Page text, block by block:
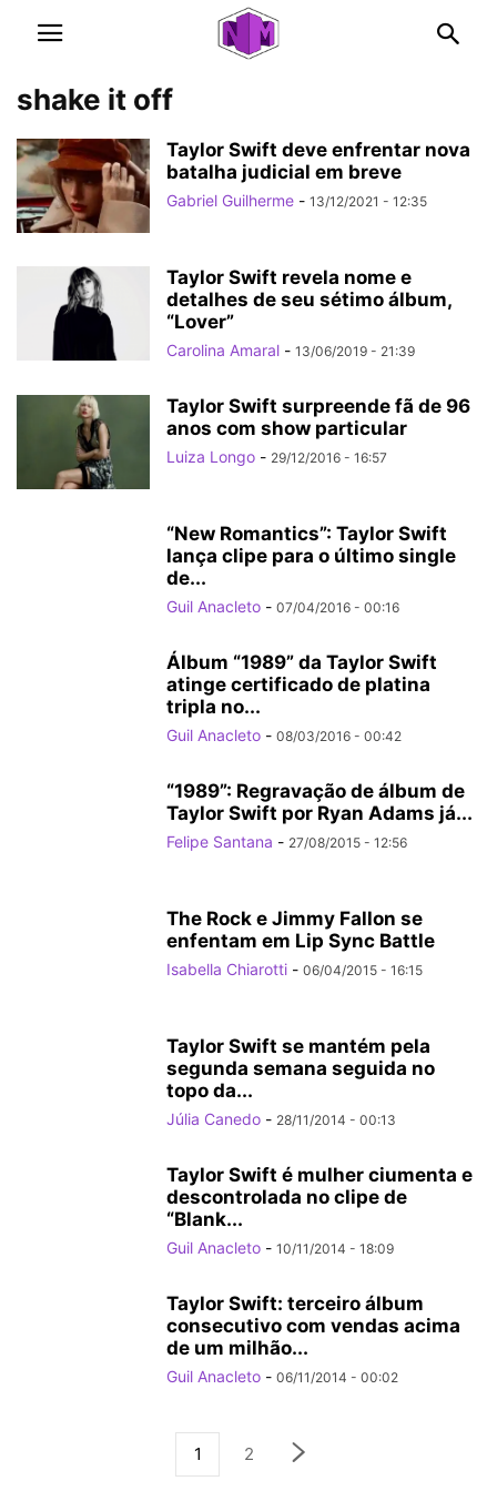
shake it off
Taylor Swift deve enfrentar nova
batalha judicial em breve
Gabriel Guilherme - 13/12/2021 - 12:35
Taylor Swift revela nome e
detalhes de seu sétimo álbum,
“Lover”
Carolina Amaral - 13/06/2019 - 21:39
Taylor Swift surpreende fã de 96
anos com show particular
Luiza Longo - 29/12/2016 - 16:57
“New Romantics”: Taylor Swift
lança clipe para o último single
de...
Guil Anacleto - 07/04/2016 - 00:16
Álbum “1989” da Taylor Swift
atinge certificado de platina
tripla no...
Guil Anacleto - 08/03/2016 - 00:42
“1989”: Regravação de álbum de
Taylor Swift por Ryan Adams já...
Felipe Santana - 27/08/2015 - 12:56
The Rock e Jimmy Fallon se
enfentam em Lip Sync Battle
Isabella Chiarotti - 06/04/2015 - 16:15
Taylor Swift se mantém pela
segunda semana seguida no
topo da...
Júlia Canedo - 28/11/2014 - 00:13
Taylor Swift é mulher ciumenta e
descontrolada no clipe de
“Blank...
Guil Anacleto - 10/11/2014 - 18:09
Taylor Swift: terceiro álbum
consecutivo com vendas acima
de um milhão...
Guil Anacleto - 06/11/2014 - 00:02
1 2